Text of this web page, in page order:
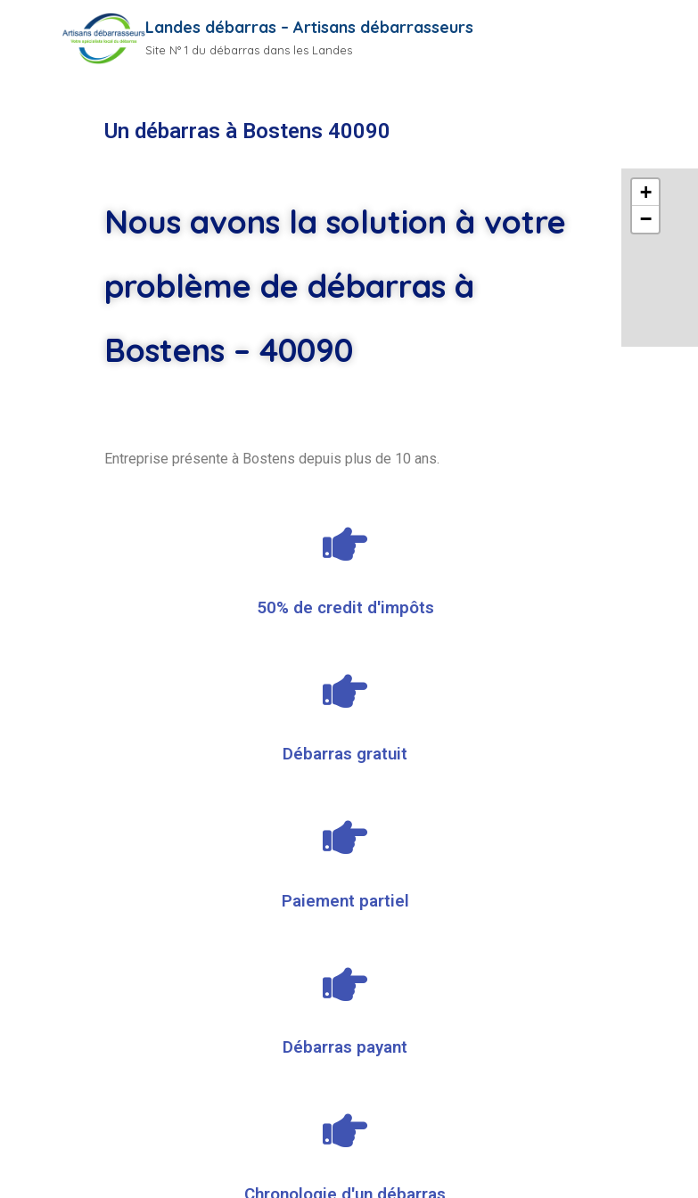
Landes débarras – Artisans débarrasseurs
Site N° 1 du débarras dans les Landes
Un débarras à Bostens 40090
Nous avons la solution à votre
problème de débarras à
Bostens – 40090
Entreprise présente à Bostens depuis plus de 10 ans.
50% de credit d'impôts
Débarras gratuit
Paiement partiel
Débarras payant
+
−